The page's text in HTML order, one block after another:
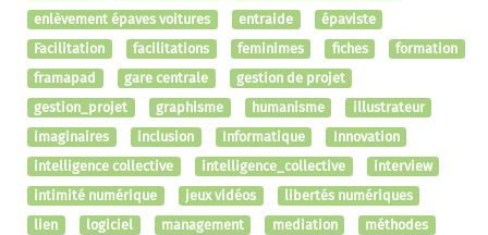
enlèvement épaves voitures
entraide
épaviste
Facilitation
facilitations feminimes fiches
formation
framapad
gare centrale
gestion de projet
gestion_projet
graphisme humanisme
illustrateur
imaginaires
inclusion Informatique
Innovation
intelligence collective
intelligence_collective
interview
intimité numérique
jeux vidéos
libertés numériques
lien
logiciel management mediation
méthodes